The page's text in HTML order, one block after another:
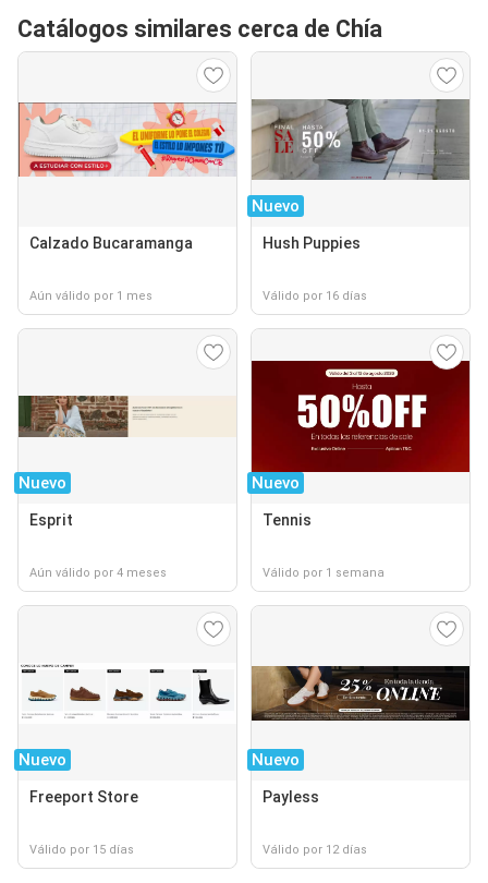
Catálogos similares cerca de Chía
Calzado Bucaramanga
Aún válido por 1 mes
Nuevo
Hush Puppies
Válido por 16 días
Nuevo
Esprit
Aún válido por 4 meses
Nuevo
Tennis
Válido por 1 semana
Nuevo
Freeport Store
Válido por 15 días
Nuevo
Payless
Válido por 12 días